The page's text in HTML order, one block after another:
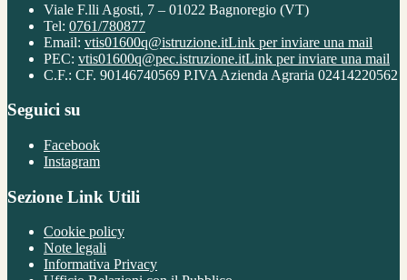
Viale F.lli Agosti, 7 – 01022 Bagnoregio (VT)
Tel: 0761/780877
Email: vtis01600q@istruzione.itLink per inviare una mail
PEC: vtis01600q@pec.istruzione.itLink per inviare una mail
C.F.: CF. 90146740569 P.IVA Azienda Agraria 02414220562
Seguici su
Facebook
Instagram
Sezione Link Utili
Cookie policy
Note legali
Informativa Privacy